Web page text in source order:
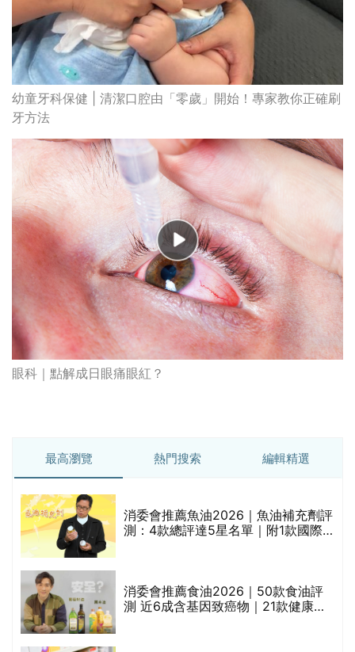
幼童牙科保健 | 清潔口腔由「零歲」開始！專家教你正確刷
牙方法
眼科｜點解成日眼痛眼紅？
最高瀏覽 熱門搜索 編輯精選
消委會推薦魚油2026｜魚油補充劑評
測：4款總評達5星名單｜附1款國際
消委會推薦食油2026｜50款食油評
測 近6成含基因致癌物｜21款健康煮